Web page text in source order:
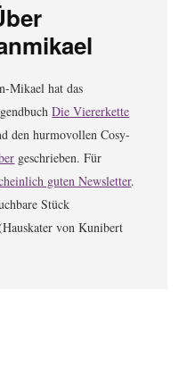
Mikael hat das
Die Viererkette
den hurmovollen Cosy-
geschrieben. Für
guten Newsletter.
Stück
von Kunibert